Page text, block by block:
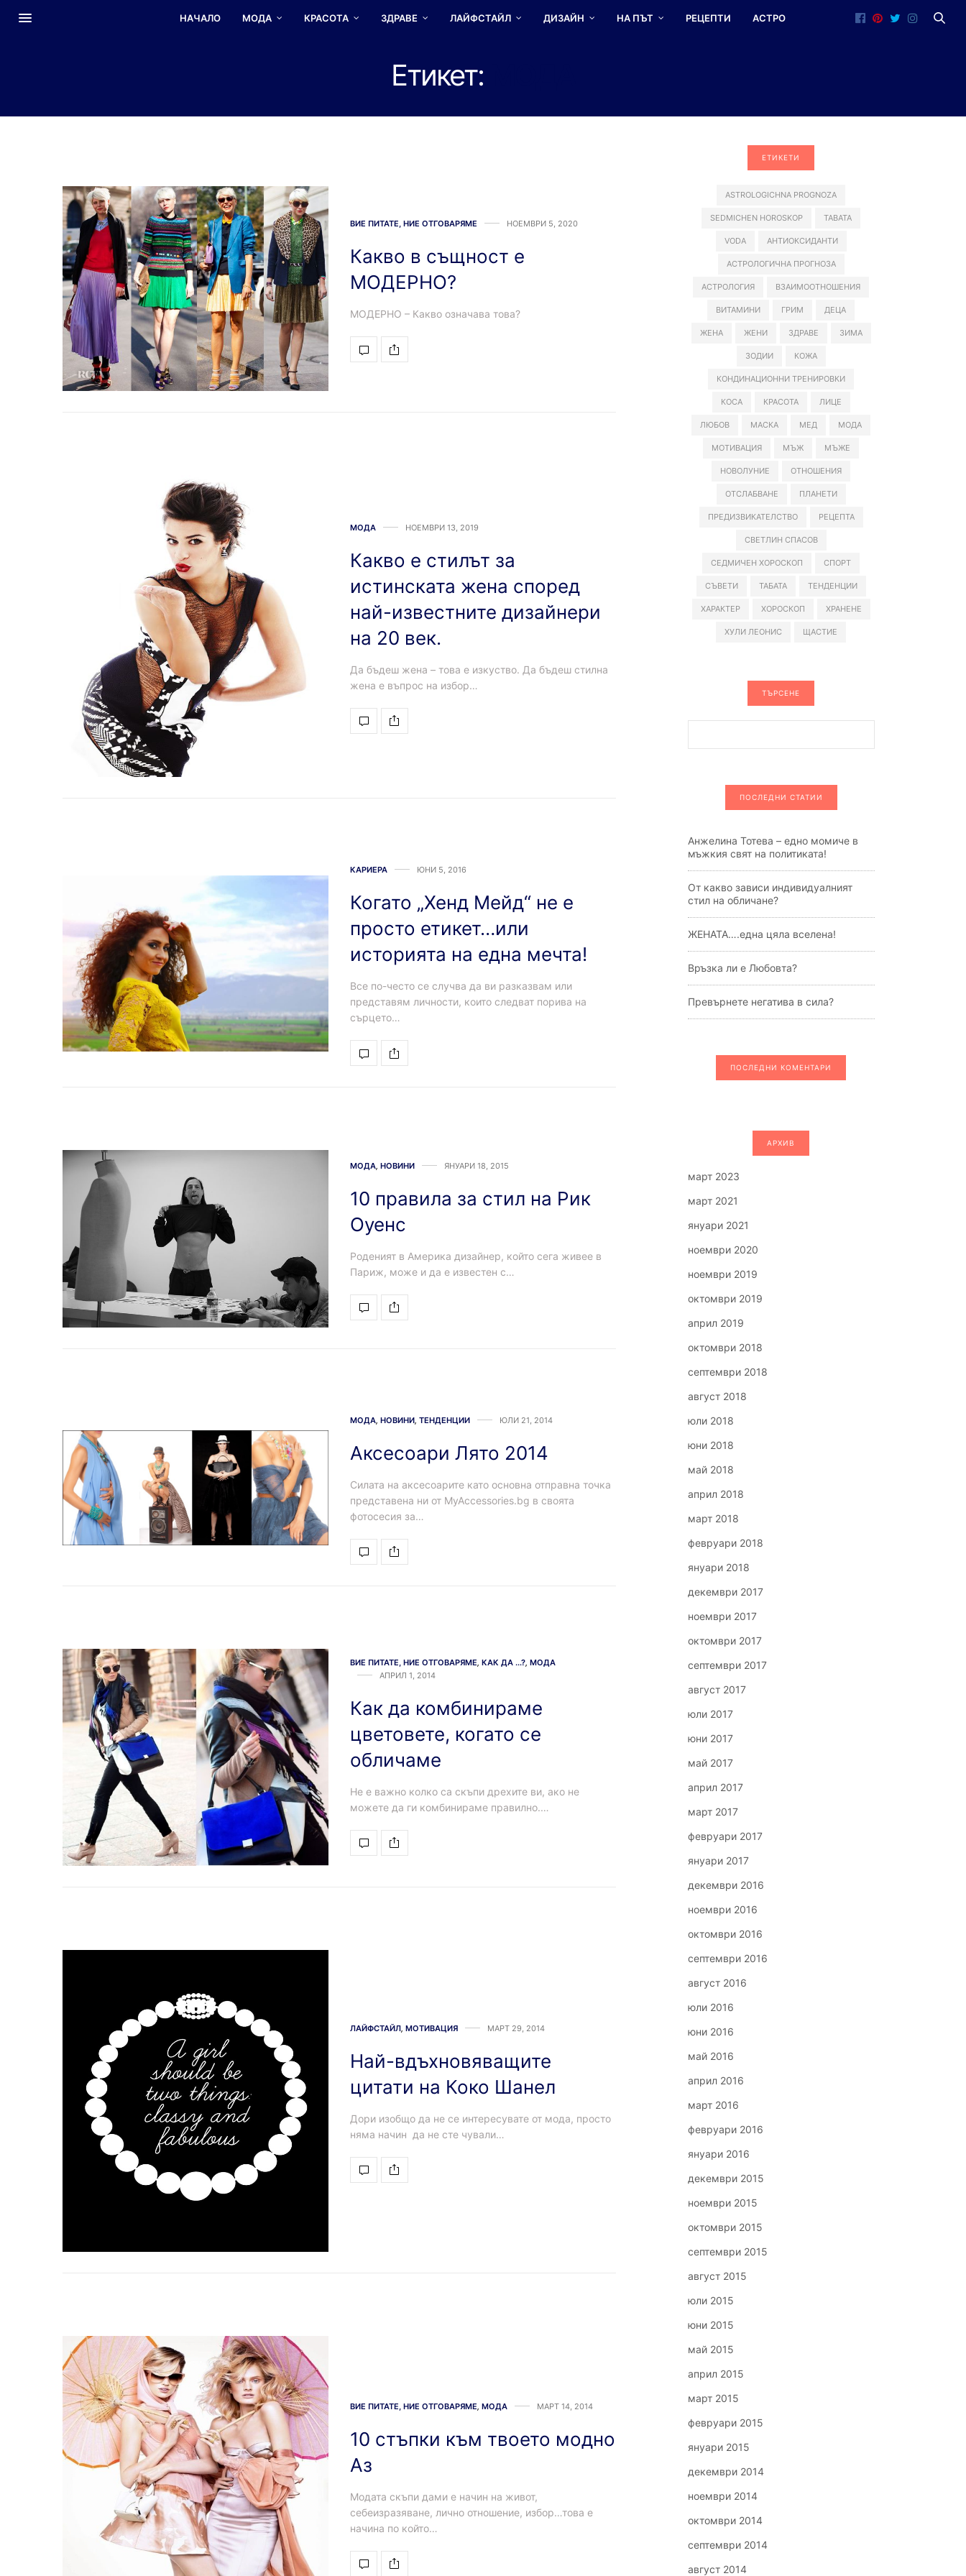
НАЧАЛО МОДА КРАСОТА ЗДРАВЕ ЛАЙФСТАЙЛ ДИЗАЙН НА ПЪТ РЕЦЕПТИ АСТРО
Етикет:
ВИЕ ПИТАТЕ, НИЕ ОТГОВАРЯМЕ НОЕМВРИ 5, 2020
Какво в същност е
МОДЕРНО?
МОДЕРНО – Какво означава това?
МОДА НОЕМВРИ 13, 2019
Какво е стилът за
истинската жена според
най-известните дизайнери
на 20 век.
Да бъдеш жена – това е изкуство. Да бъдеш стилна
жена е въпрос на избор…
КАРИЕРА ЮНИ 5, 2016
Когато „Хенд Мейд“ не е
просто етикет…или
историята на една мечта!
Все по-често се случва да ви разказвам или
представям личности, които следват порива на
сърцето…
МОДА, НОВИНИ ЯНУАРИ 18, 2015
10 правила за стил на Рик
Оуенс
Роденият в Америка дизайнер, който сега живее в
Париж, може и да е известен с…
МОДА НОВИНИ ТЕНДЕНЦИИ ЮЛИ 21, 2014
Аксесоари Лято 2014
Силата на аксесоарите като основна отправна точка
представена ни от MyAccessories.bg в своята
фотосесия за…
ВИЕ ПИТАТЕ, НИЕ ОТГОВАРЯМЕ, КАК ДА ...?, МОДА
АПРИЛ 1, 2014
Как да комбинираме
цветовете, когато се
обличаме
Не е важно колко са скъпи дрехите ви, ако не
можете да ги комбинираме правилно.…
ЛАЙФСТАЙЛ МОТИВАЦИЯ МАРТ 29, 2014
Най-вдъхновяващите
цитати на Коко Шанел
Дори изобщо да не се интересувате от мода, просто
няма начин да не сте чували…
ВИЕ ПИТАТЕ, НИЕ ОТГОВАРЯМЕ МОДА МАРТ 14, 2014
10 стъпки към твоето модно
Аз
Модата скъпи дами е начин на живот,
себеизразяване, лично отношение, избор…това е
начина по който…
ЕТИКЕТИ
ASTROLOGICHNA PROGNOZA
SEDMICHEN HOROSKOP TABATA
VODA АНТИОКСИДАНТИ
АСТРОЛОГИЧНА ПРОГНОЗА
АСТРОЛОГИЯ ВЗАИМООТНОШЕНИЯ
ВИТАМИНИ ГРИМ ДЕЦА
ЖЕНА ЖЕНИ ЗДРАВЕ ЗИМА
ЗОДИИ КОЖА
КОНДИНАЦИОННИ ТРЕНИРОВКИ
КОСА КРАСОТА ЛИЦЕ
ЛЮБОВ МАСКА МЕД МОДА
МОТИВАЦИЯ МЪЖ МЪЖЕ
НОВОЛУНИЕ ОТНОШЕНИЯ
ОТСЛАБВАНЕ ПЛАНЕТИ
ПРЕДИЗВИКАТЕЛСТВО РЕЦЕПТА
СВЕТЛИН СПАСОВ
СЕДМИЧЕН ХОРОСКОП СПОРТ
СЪВЕТИ ТАБАТА ТЕНДЕНЦИИ
ХАРАКТЕР ХОРОСКОП ХРАНЕНЕ
ХУЛИ ЛЕОНИС ЩАСТИЕ
ТЪРСЕНЕ
ПОСЛЕДНИ СТАТИИ
Анжелина Тотева – едно момиче в
мъжкия свят на политиката!
От какво зависи индивидуалният
стил на обличане?
ЖЕНАТА….една цяла вселена!
Връзка ли е Любовта?
Превърнете негатива в сила?
ПОСЛЕДНИ КОМЕНТАРИ
АРХИВ
март 2023
март 2021
януари 2021
ноември 2020
ноември 2019
октомври 2019
април 2019
октомври 2018
септември 2018
август 2018
юли 2018
юни 2018
май 2018
април 2018
март 2018
февруари 2018
януари 2018
декември 2017
ноември 2017
октомври 2017
септември 2017
август 2017
юли 2017
юни 2017
май 2017
април 2017
март 2017
февруари 2017
януари 2017
декември 2016
ноември 2016
октомври 2016
септември 2016
август 2016
юли 2016
юни 2016
май 2016
април 2016
март 2016
февруари 2016
януари 2016
декември 2015
ноември 2015
октомври 2015
септември 2015
август 2015
юли 2015
юни 2015
май 2015
април 2015
март 2015
февруари 2015
януари 2015
декември 2014
ноември 2014
октомври 2014
септември 2014
август 2014